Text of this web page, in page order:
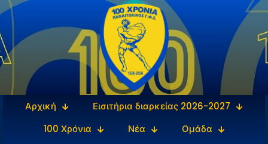
Αρχική
Εισιτήρια διαρκείας 2026-2027
100 Χρόνια
Νέα
Ομάδα